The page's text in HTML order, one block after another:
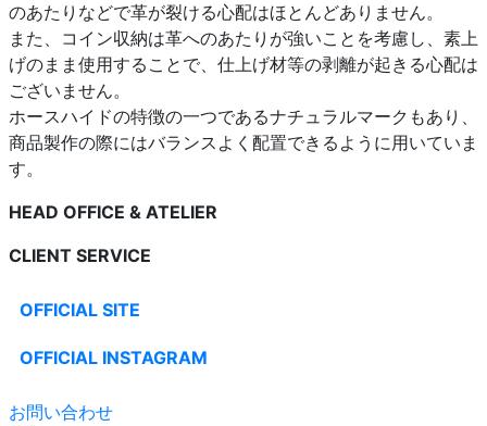
のあたりなどで革が裂ける心配はほとんどありません。
また、コイン収納は革へのあたりが強いことを考慮し、素上
げのまま使用することで、仕上げ材等の剥離が起きる心配は
ございません。
ホースハイドの特徴の一つであるナチュラルマークもあり、
商品製作の際にはバランスよく配置できるように用いていま
す。
HEAD OFFICE & ATELIER
CLIENT SERVICE
OFFICIAL SITE
OFFICIAL INSTAGRAM
お問い合わせ